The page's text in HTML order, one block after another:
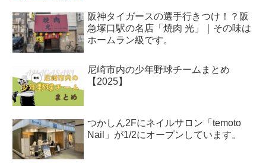
阪神タイガースの選手行きつけ！？阪
急塚口駅の名店「焼肉 光」｜その味は
ホームラン級です。
尼崎市内の少年野球チームまとめ
【2025】
つかしん2Fにネイルサロン「temoto
Nail」が1/2にオープンしています。